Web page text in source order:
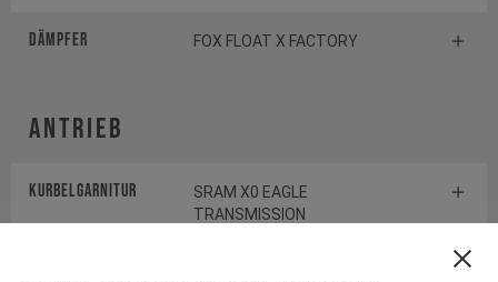
Dämpfer FOX FLOAT X FACTORY
Antrieb
Kurbelgarnitur
SRAM X0 EAGLE
TRANSMISSION